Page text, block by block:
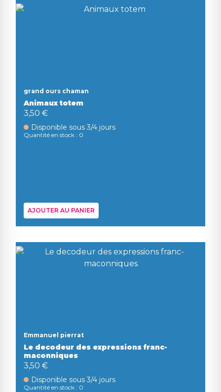
grand ours chaman
Animaux totem
3,50 €
Disponible sous 3/4 jours
Quantité en stock : 0
AJOUTER AU PANIER
Emmanuel pierrat
Le decodeur des expressions franc-
maconniques
3,50 €
Disponible sous 3/4 jours
Quantité en stock : 0